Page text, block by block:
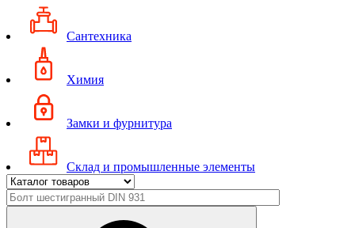
Сантехника
Химия
Замки и фурнитура
Склад и промышленные элементы